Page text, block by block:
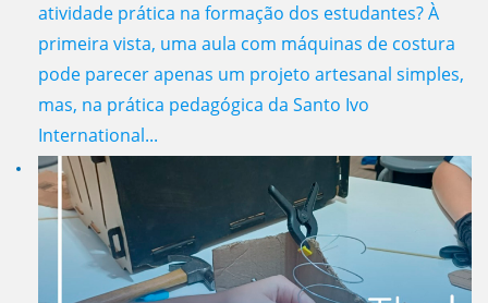
atividade prática na formação dos estudantes? À
primeira vista, uma aula com máquinas de costura
pode parecer apenas um projeto artesanal simples,
mas, na prática pedagógica da Santo Ivo
International...